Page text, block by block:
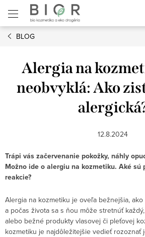
obsah
BLOG
Alergia na
neobvyklá: Ako
12.8.2024
Trápi vás začervenanie pokožky, náhly
Možno ide o alergiu na kozmetiku. Aké sú
reakcie?
Alergia na kozmetiku je oveľa bežnejšia,
a počas života sa s ňou môže stretnúť
alebo bežné produkty vlasovej či pleťovej
kozmetiku je najdôležitejšie vedieť rozoznať